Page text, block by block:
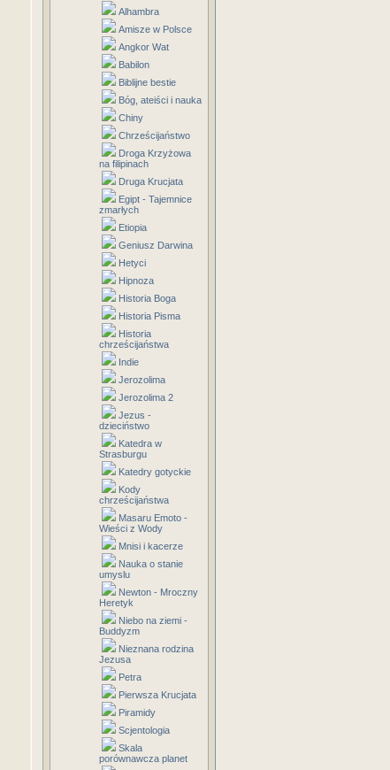
Alhambra
Amisze w Polsce
Angkor Wat
Babilon
Biblijne bestie
Bóg, ateiści i nauka
Chiny
Chrześcijaństwo
Droga Krzyżowa
na filipinach
Druga Krucjata
Egipt - Tajemnice
zmarłych
Etiopia
Geniusz Darwina
Hetyci
Hipnoza
Historia Boga
Historia Pisma
Historia
chrześcijaństwa
Indie
Jerozolima
Jerozolima 2
Jezus -
dzieciństwo
Katedra w
Strasburgu
Katedry gotyckie
Kody
chrześcijaństwa
Masaru Emoto -
Wieści z Wody
Mnisi i kacerze
Nauka o stanie
umyslu
Newton - Mroczny
Heretyk
Niebo na ziemi -
Buddyzm
Nieznana rodzina
Jezusa
Petra
Pierwsza Krucjata
Piramidy
Scjentologia
Skala
porównawcza planet